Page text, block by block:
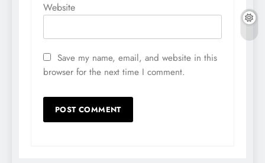
Website
Save my name, email, and website in this
browser for the next time I comment.